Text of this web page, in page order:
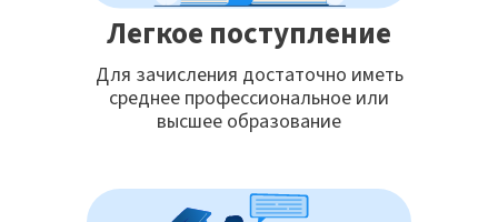
Легкое поступление
Для зачисления достаточно иметь
среднее профессиональное или
высшее образование